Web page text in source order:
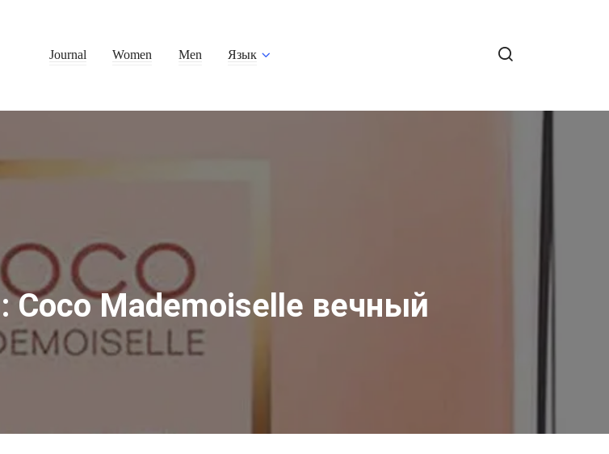
Journal Women Men Язык
Coco Mademoiselle вечный